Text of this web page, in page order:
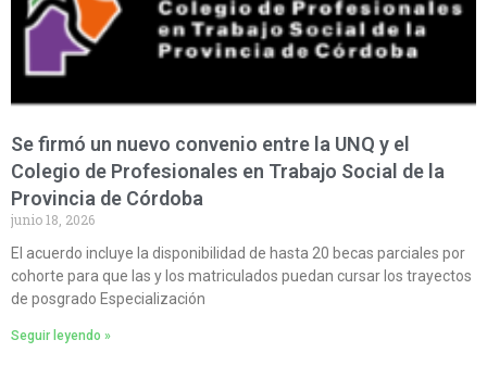
Se firmó un nuevo convenio entre la UNQ y el
Colegio de Profesionales en Trabajo Social de la
Provincia de Córdoba
junio 18, 2026
El acuerdo incluye la disponibilidad de hasta 20 becas parciales por
cohorte para que las y los matriculados puedan cursar los trayectos
de posgrado Especialización
Seguir leyendo »